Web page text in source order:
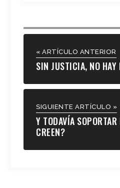
« ARTÍCULO ANTERIOR
SIN JUSTICIA, NO
SIGUIENTE ARTÍCULO »
Y TODAVÍA SOPORTAR
CREEN?